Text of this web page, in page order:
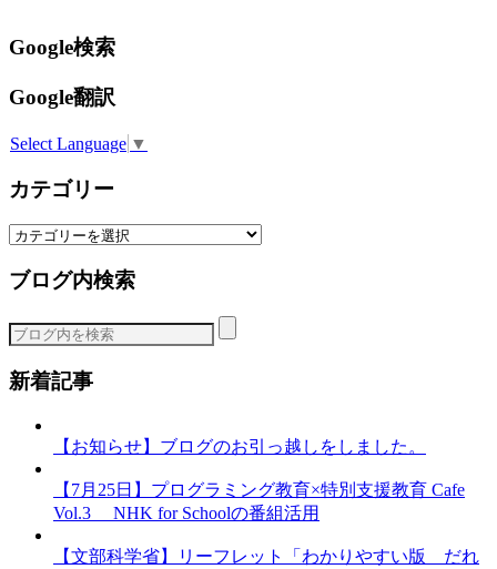
Google検索
Google翻訳
Select Language ▼
カテゴリー
カ
ゴ
ー
ブログ内検索
新着記事
【お知らせ】ブログのお引っ越しをしました。
【7月25日】プログラミング教育×特別支援教育 Cafe
Vol.3 NHK for Schoolの番組活用
【文部科学省】リーフレット「わかりやすい版 だれ